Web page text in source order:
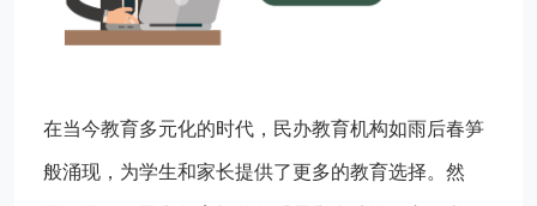
在当今教育多元化的时代，民办教育机构如雨后春笋
般涌现，为学生和家长提供了更多的教育选择。然